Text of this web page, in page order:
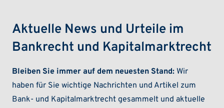
Aktuelle News und Urteile im
Bankrecht und Kapitalmarktrecht
Bleiben Sie immer auf dem neuesten Stand: Wir
haben für Sie wichtige Nachrichten und Artikel zum
Bank- und Kapitalmarktrecht gesammelt und aktuelle